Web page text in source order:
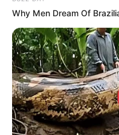
Why Men Dream Of